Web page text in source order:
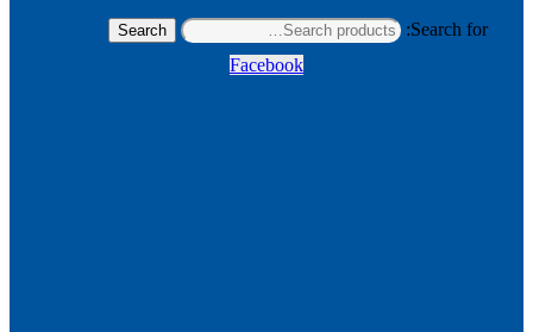
Search for:
Search
Facebook